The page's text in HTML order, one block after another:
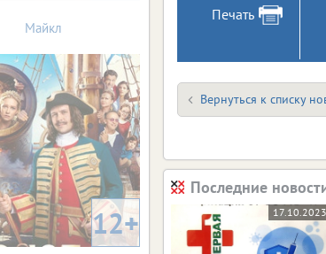
Печать
Вернуться к списку
Последние
17.10.2023
Майкл
12+